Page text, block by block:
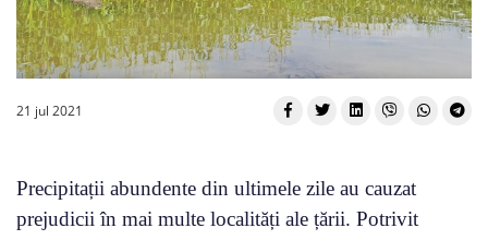
21 jul 2021
Precipitații abundente din ultimele zile au cauzat
prejudicii în mai multe localități ale țării. Potrivit